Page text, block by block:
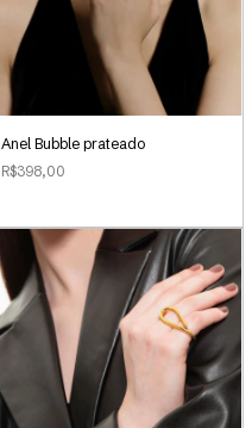
Anel Bubble prateado
R$398,00